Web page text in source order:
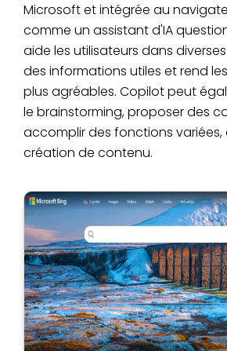
Microsoft et intégrée au
comme un assistant d'IA
aide les utilisateurs dans
des informations utiles et rend
plus agréables. Copilot peut
le brainstorming, proposer des
accomplir des fonctions variées,
création de contenu.